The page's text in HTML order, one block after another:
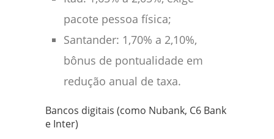
pacote pessoa física;
Santander: 1,70% a 2,10%,
bônus de pontualidade em
redução anual de taxa.
Bancos digitais (como Nubank, C6 Bank
e Inter)